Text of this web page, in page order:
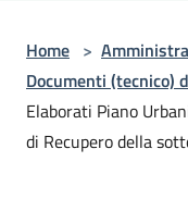
Home >
Documenti (tecnico)
Elaborati Piano
di Recupero della